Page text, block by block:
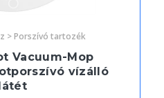
> Porszívó tartozék
Vacuum-Mop
vízálló